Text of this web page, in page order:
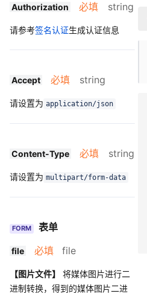
Authorization 必填 string
请参考签名认证生成认证信息
Accept 必填 string
请设置为 application/json
Content-Type 必填 string
请设置为 multipart/form-data
FORM 表单
file 必填 file
【图片文件】
将媒体图片进行二
进制转换，得到的媒体图片二进